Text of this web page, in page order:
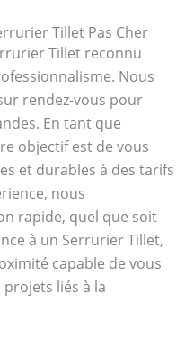
Tillet Pas Cher
Tillet reconnu
Nous
rendez-vous pour
En tant que
objectif est de vous
et durables à des tarifs
nous
rapide, quel que soit
à un Serrurier Tillet,
capable de vous
liés à la